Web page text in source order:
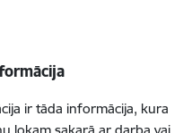
ir tāda informācija, kura